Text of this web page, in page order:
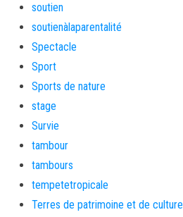
soutien
soutienàlaparentalité
Spectacle
Sport
Sports de nature
stage
Survie
tambour
tambours
tempetetropicale
Terres de patrimoine et de culture